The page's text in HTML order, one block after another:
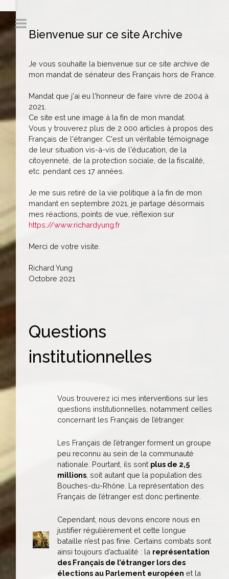
Bienvenue sur ce site Archive
Je vous souhaite la bienvenue sur ce site archive de
mon mandat de sénateur des Français hors de France.
Mandat que j'ai eu l'honneur de faire vivre de 2004 à
2021.
Ce site est une image à la fin de mon mandat.
Vous y trouverez plus de 2 000 articles à propos des
Français de l'étranger. C'est un véritable témoignage
de leur situation vis-à-vis de l'éducation, de la
citoyenneté, de la protection sociale, de la fiscalité,
etc. pendant ces 17 années.
Je me suis retiré de la vie politique à la fin de mon
mandant en septembre 2021, je partage désormais
mes réactions, points de vue, réflexion sur
https://www.richardyung.fr
Merci de votre visite.
Richard Yung
Octobre 2021
Questions
institutionnelles
Vous trouverez ici mes interventions sur les
questions institutionnelles, notamment celles
concernant les Français de l’étranger.
Les Français de l’étranger forment un groupe
peu reconnu au sein de la communauté
nationale. Pourtant, ils sont plus de 2,5
millions , soit autant que la population des
Bouches-du-Rhône. La représentation des
Français de l’étranger est donc pertinente.
Cependant, nous devons encore nous en
justifier régulièrement et cette longue
bataille n’est pas finie. Certains combats sont
ainsi toujours d’actualité : la représentation
des Français de l’étranger lors des
élections au Parlement européen et la